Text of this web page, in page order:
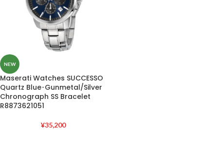
NEW
Maserati Watches SUCCESSO
Quartz Blue･Gunmetal/Silver
Chronograph SS Bracelet
R8873621051
¥35,200